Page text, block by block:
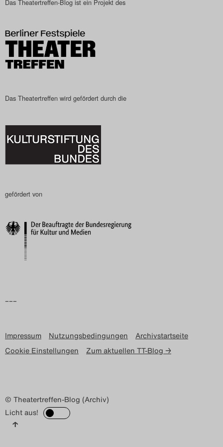
Das Theatertreffen-Blog
Das Theatertreffen-Blog
2025
Das Theatertreffen-Blog
Archiv
Nutzungsbedingungen
Das Theatertreffen-Blog ist ein Projekt des
Das Theatertreffen wird gefördert durch die
gefördert von
–––
Impressum Nutzungsbedingungen
Archivstartseite
Cookie Einstellungen
Zum aktuellen TT-Blog →
© Theatertreffen-Blog (Archiv)
Licht aus!
↑